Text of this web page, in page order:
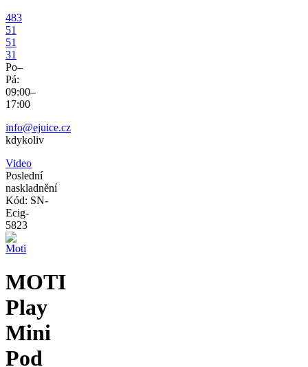
483
51
51
31
Po–
Pá:
09:00–
17:00
info@ejuice.cz
kdykoliv
Video
Poslední
naskladnění
Kód: SN-
Ecig-
5823
MOTI
Play
Mini
Pod